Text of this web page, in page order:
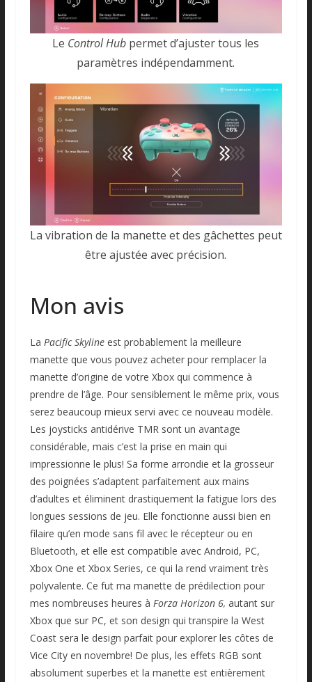
Le Control Hub permet d’ajuster tous les
paramètres indépendamment.
La vibration de la manette et des gâchettes peut
être ajustée avec précision.
Mon avis
La Pacific Skyline est probablement la meilleure
manette que vous pouvez acheter pour remplacer la
manette d’origine de votre Xbox qui commence à
prendre de l’âge. Pour sensiblement le même prix, vous
serez beaucoup mieux servi avec ce nouveau modèle.
Les joysticks antidérive TMR sont un avantage
considérable, mais c’est la prise en main qui
impressionne le plus! Sa forme arrondie et la grosseur
des poignées s’adaptent parfaitement aux mains
d’adultes et éliminent drastiquement la fatigue lors des
longues sessions de jeu. Elle fonctionne aussi bien en
filaire qu’en mode sans fil avec le récepteur ou en
Bluetooth, et elle est compatible avec Android, PC,
Xbox One et Xbox Series, ce qui la rend vraiment très
polyvalente. Ce fut ma manette de prédilection pour
mes nombreuses heures à Forza Horizon 6, autant sur
Xbox que sur PC, et son design qui transpire la West
Coast sera le design parfait pour explorer les côtes de
Vice City en novembre! De plus, les effets RGB sont
absolument superbes et la manette est entièrement